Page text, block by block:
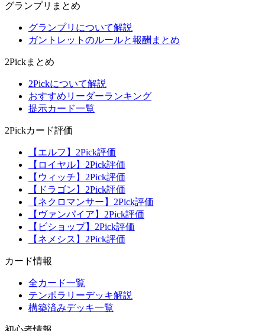
グランプリまとめ
グランプリについて解説
ガントレットのルールと報酬まとめ
2Pickまとめ
2Pickについて解説
おすすめリーダーランキング
提示カード一覧
2Pickカード評価
【エルフ】2Pick評価
【ロイヤル】2Pick評価
【ウィッチ】2Pick評価
【ドラゴン】2Pick評価
【ネクロマンサー】2Pick評価
【ヴァンパイア】2Pick評価
【ビショップ】2Pick評価
【ネメシス】2Pick評価
カード情報
全カード一覧
テンポラリーデッキ解説
構築済みデッキ一覧